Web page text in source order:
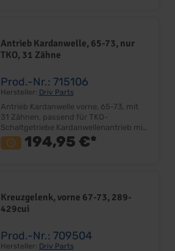
Antrieb Kardanwelle, 65-73, nur
TKO, 31 Zähne
Prod.-Nr.: 715106
Hersteller: Driv Parts
Antrieb Kardanwelle vorne, 65-73, mit
31 Zähnen, passend für TKO-
Schaltgetriebe Kardanwellenantrieb mit
31 Zähnen Sehr gute Qualität Ersetzt
eingelaufenes Originalteil Lieferumfang:
194,95 €*
Kreuzgelenk, vorne 67-73, 289-
429cui
Prod.-Nr.: 709504
Hersteller: Driv Parts